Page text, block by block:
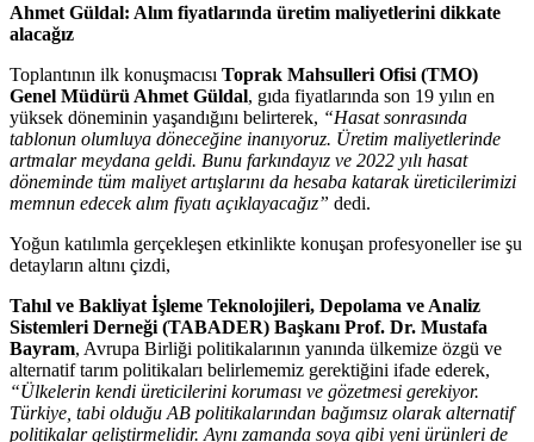
Ahmet Güldal: Alım fiyatlarında üretim maliyetlerini dikkate
alacağız
Toplantının ilk konuşmacısı Toprak Mahsulleri Ofisi (TMO)
Genel Müdürü Ahmet Güldal, gıda fiyatlarında son 19 yılın en
yüksek döneminin yaşandığını belirterek, “Hasat sonrasında
tablonun olumluya döneceğine inanıyoruz. Üretim maliyetlerinde
artmalar meydana geldi. Bunu farkındayız ve 2022 yılı hasat
döneminde tüm maliyet artışlarını da hesaba katarak üreticilerimizi
memnun edecek alım fiyatı açıklayacağız” dedi.
Yoğun katılımla gerçekleşen etkinlikte konuşan profesyoneller ise şu
detayların altını çizdi,
Tahıl ve Bakliyat İşleme Teknolojileri, Depolama ve Analiz
Sistemleri Derneği (TABADER) Başkanı Prof. Dr. Mustafa
Bayram, Avrupa Birliği politikalarının yanında ülkemize özgü ve
alternatif tarım politikaları belirlememiz gerektiğini ifade ederek,
“Ülkelerin kendi üreticilerini koruması ve gözetmesi gerekiyor.
Türkiye, tabi olduğu AB politikalarından bağımsız olarak alternatif
politikalar geliştirmelidir. Aynı zamanda soya gibi yeni ürünleri de